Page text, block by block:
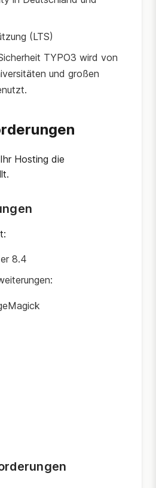
(LTS)
TYPO3 wird von
und großen
Hosting die
8.4